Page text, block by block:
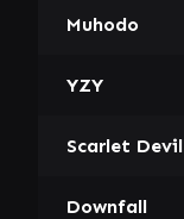
Muhodo
YZY
Scarlet Devil
Downfall